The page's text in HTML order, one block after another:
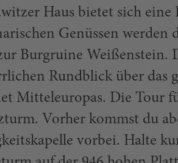
Haus bietet sich eine
Genüssen werden
Burgruine Weißenstein.
Rundblick über das
Mitteleuropas. Die Tour
Vorher kommst du
vorbei. Halte